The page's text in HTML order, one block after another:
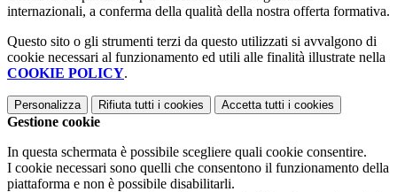
internazionali, a conferma della qualità della nostra offerta formativa.
Questo sito o gli strumenti terzi da questo utilizzati si avvalgono di
cookie necessari al funzionamento ed utili alle finalità illustrate nella
COOKIE POLICY.
Personalizza Rifiuta tutti i cookies Accetta tutti i cookies
Gestione cookie
In questa schermata è possibile scegliere quali cookie consentire.
I cookie necessari sono quelli che consentono il funzionamento della
piattaforma e non è possibile disabilitarli.